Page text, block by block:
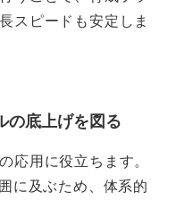
スピードも安定しま
の底上げを図る
応用に役立ちます。
に及ぶため、体系的